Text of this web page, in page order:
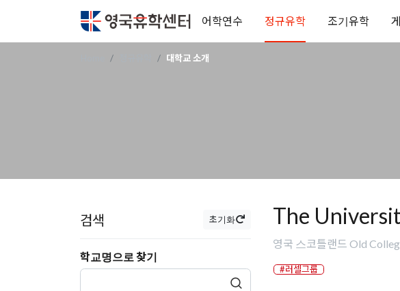
어학연수 정규유학 조기유학
대학교 소개
검색 초기화
학교명으로 찾기
The
영국 스코틀랜드 Old
#러셀그룹